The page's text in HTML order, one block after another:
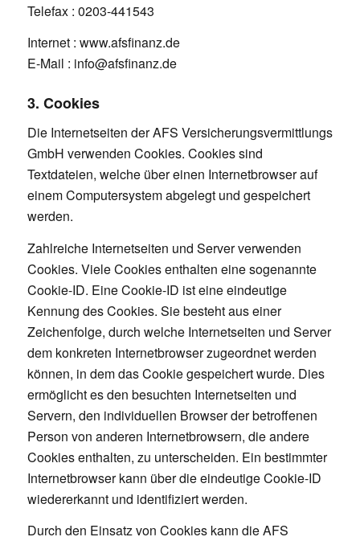
Telefax : 0203-441543
Internet : www.afsfinanz.de
E-Mail : info@afsfinanz.de
3. Cookies
Die Internetseiten der AFS Versicherungsvermittlungs
GmbH verwenden Cookies. Cookies sind
Textdateien, welche über einen Internetbrowser auf
einem Computersystem abgelegt und gespeichert
werden.
Zahlreiche Internetseiten und Server verwenden
Cookies. Viele Cookies enthalten eine sogenannte
Cookie-ID. Eine Cookie-ID ist eine eindeutige
Kennung des Cookies. Sie besteht aus einer
Zeichenfolge, durch welche Internetseiten und Server
dem konkreten Internetbrowser zugeordnet werden
können, in dem das Cookie gespeichert wurde. Dies
ermöglicht es den besuchten Internetseiten und
Servern, den individuellen Browser der betroffenen
Person von anderen Internetbrowsern, die andere
Cookies enthalten, zu unterscheiden. Ein bestimmter
Internetbrowser kann über die eindeutige Cookie-ID
wiedererkannt und identifiziert werden.
Durch den Einsatz von Cookies kann die AFS